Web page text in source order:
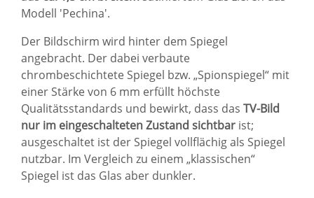
Modell 'Pechina'.
Der Bildschirm wird hinter dem Spiegel
angebracht. Der dabei verbaute
chrombeschichtete Spiegel bzw. „Spionspiegel“ mit
einer Stärke von 6 mm erfüllt höchste
Qualitätsstandards und bewirkt, dass das TV-Bild
nur im eingeschalteten Zustand sichtbar ist;
ausgeschaltet ist der Spiegel vollflächig als Spiegel
nutzbar. Im Vergleich zu einem „klassischen“
Spiegel ist das Glas aber dunkler.